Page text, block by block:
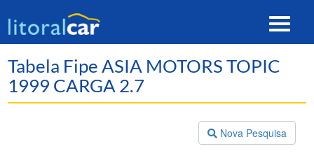
Toggle
Tabela Fipe ASIA MOTORS TOPIC
1999 CARGA 2.7
Nova Pesquisa